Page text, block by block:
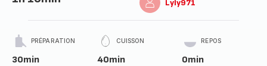
Lyly971
PRÉPARATION
30min
CUISSON
40min
REPOS
0min